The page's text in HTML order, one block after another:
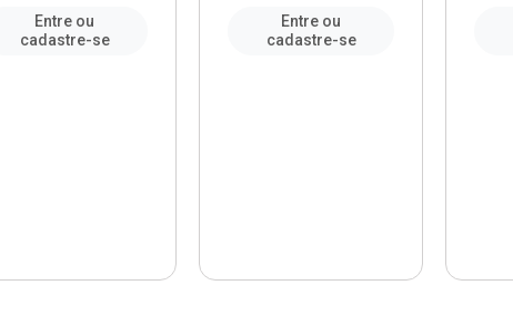
Entre ou
cadastre-se
Entre ou
cadastre-se